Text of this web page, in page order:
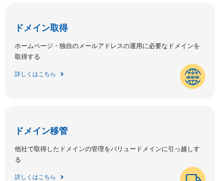
ドメイン取得
ホームページ・独自のメールアドレスの運用に必要なドメインを
取得する
詳しくはこちら
ドメイン移管
他社で取得したドメインの管理をバリュードメインに引っ越しす
る
詳しくはこちら